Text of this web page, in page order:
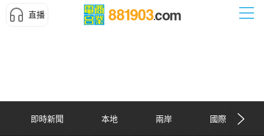
直播
即時新聞 本地 兩岸 國際